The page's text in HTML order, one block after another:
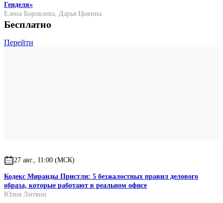
Генделя»
Елена Боровлева Дарья Цивина
Бесплатно
Перейти
27 авг., 11:00 (МСК)
Кодекс Миранды Пристли: 5 безжалостных правил делового
образа, которые работают в реальном офисе
Юлия Литвин